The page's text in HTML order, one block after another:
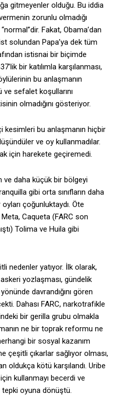
gitmeyenler olduğu. Bu iddia
zorunlu olmadığı
Fakat, Obama’dan
solundan Papa’ya dek tüm
istisnai bir biçimde
bir katılımla karşılanması,
bu anlaşmanın
sefalet koşullarını
olmadığını gösteriyor.
kesimleri bu anlaşmanın hiçbir
ve oy kullanmadılar.
için harekete geçiremedi.
ve daha küçük bir bölgeyi
gibi orta sınıfların daha
çoğunluktaydı. Öte
Meta, Caqueta (FARC son
Tolima ve Huila gibi
nedenler yatıyor. İlk olarak,
askeri yozlaşması, gündelik
davrandığını gören
Dahası FARC, narkotrafikle
bir gerilla grubu olmakla
ne bir toprak reformu ne
bir sosyal kazanım
çeşitli çıkarlar sağlıyor olması,
oldukça kötü karşılandı. Uribe
kullanmayı becerdi ve
tepki oyuna dönüştü.